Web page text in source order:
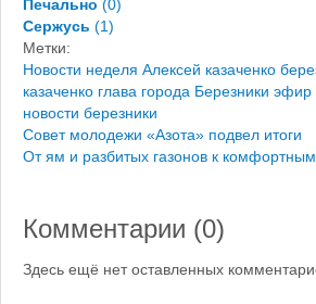
Печально (0)
Сержусь (1)
Метки:
Новости неделя Алексей казаченко
казаченко глава города Березники эфир
новости березники
Совет молодежи «Азота» подвел итоги
От ям и разбитых газонов к комфортным
Комментарии (0)
Здесь ещё нет оставленных